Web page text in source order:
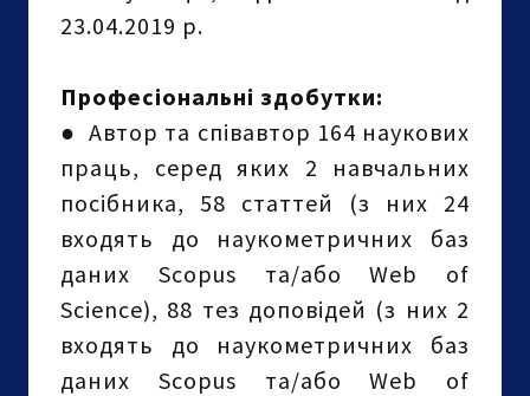
23.04.2019 р.
Професіональні здобутки:
●Автор та співавтор 164 наукових
праць, серед яких 2 навчальних
посібника, 58 статтей (з них 24
входять до наукометричних баз
даних Scopus та/або Web of
Science), 88 тез доповідей (з них 2
входять до наукометричних баз
даних Scopus та/або Web of